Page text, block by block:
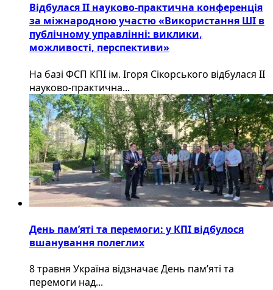
Відбулася ІІ науково-практична конференція
за міжнародною участю «Використання ШІ в
публічному управлінні: виклики,
можливості, перспективи»
На базі ФСП КПІ ім. Ігоря Сікорського відбулася ІІ
науково-практична...
День пам’яті та перемоги: у КПІ відбулося
вшанування полеглих
8 травня Україна відзначає День пам’яті та
перемоги над...